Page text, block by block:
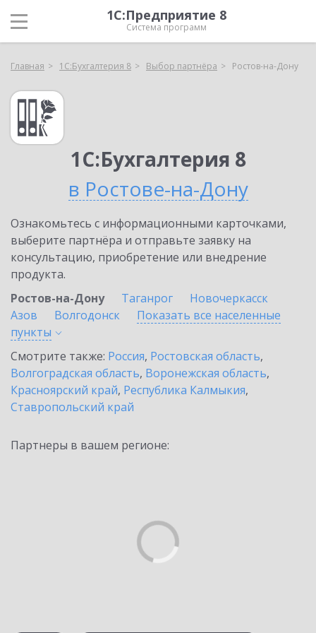
1С:Предприятие 8
Система программ
Главная 1С:Бухгалтерия 8 Выбор партнёра Ростов-на-Дону
1С:Бухгалтерия 8
в Ростове-на-Дону
Ознакомьтесь с информационными карточками,
выберите партнёра и отправьте заявку на
консультацию, приобретение или внедрение
продукта.
Ростов-на-Дону
Таганрог
Новочеркасск
Азов
Волгодонск
Показать все населенные
пункты
Смотрите также: Россия, Ростовская область,
Волгоградская область, Воронежская область,
Красноярский край, Республика Калмыкия,
Ставропольский край
Партнеры в вашем регионе: